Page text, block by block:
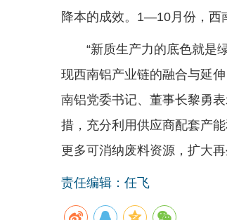
降本的成效。1—10月份，西
“新质生产力的底色就是
现西南铝产业链的融合与延
南铝党委书记、董事长黎勇
措，充分利用供应商配套产
更多可消纳废料资源，扩大
责任编辑：任飞